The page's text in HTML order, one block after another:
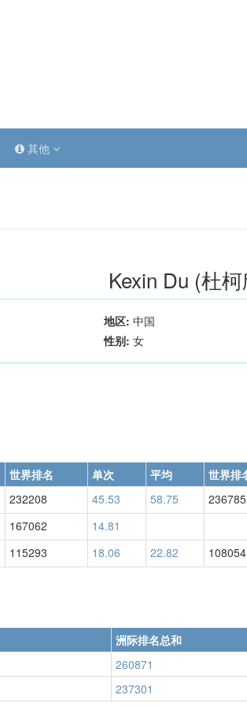
其他
Kexin Du (杜
地区: 中国
性别: 女
世界排名 单次 平均 世界排
232208 45.53 58.75 236785
167062 14.81
115293 18.06 22.82 108054
洲际排名总和
260871
237301